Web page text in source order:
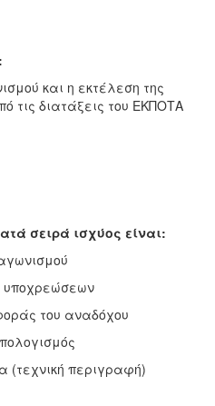
και η εκτέλεση της
τις διατάξεις του ΕΚΠΟΤΑ
σειρά ισχύος είναι:
του αναδόχου
(τεχνική περιγραφή)